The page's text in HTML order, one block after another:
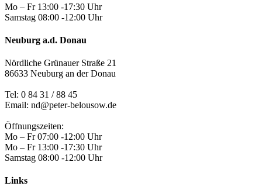
Mo – Fr 13:00 -17:30 Uhr
Samstag 08:00 -12:00 Uhr
Neuburg a.d. Donau
Nördliche Grünauer Straße 21
86633 Neuburg an der Donau
Tel: 0 84 31 / 88 45
Email: nd@peter-belousow.de
Öffnungszeiten:
Mo – Fr 07:00 -12:00 Uhr
Mo – Fr 13:00 -17:30 Uhr
Samstag 08:00 -12:00 Uhr
Links